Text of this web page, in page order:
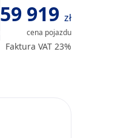
59 919 zł
cena pojazdu
Faktura VAT 23%